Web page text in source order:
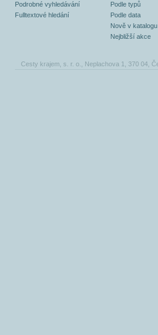
Podrobné vyhledávání
Fulltextové hledání
Podle typů
Podle data
Nově v katalogu
Nejbližší akce
Cesty krajem, s. r. o., Neplachova 1, 370 04,